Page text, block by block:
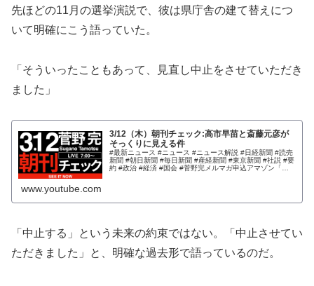
先ほどの11月の選挙演説で、彼は県庁舎の建て替えにつ
いて明確にこう語っていた。
「そういったこともあって、見直し中止をさせていただき
ました」
3/12（木）朝刊チェック:高市早苗と斎藤元彦が
そっくりに見える件
#最新ニュース #ニュース #ニュース解説 #日経新聞 #読売
新聞 #朝日新聞 #毎日新聞 #産経新聞 #東京新聞 #社説 #要
約 #政治 #経済 #国会 #菅野完メルマガ申込アマゾン「欲
www.youtube.com
「中止する」という未来の約束ではない。「中止させてい
ただきました」と、明確な過去形で語っているのだ。